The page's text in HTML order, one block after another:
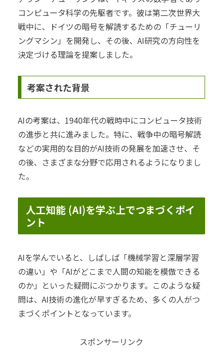
コンピュータ科学の先駆者です。彼は第二次世界大
戦中に、ドイツの暗号を解読するための「チューリ
ングマシン」を開発し、その後、AI研究の方向性を
決定づける理論を提案しました。
考案された背景
AIの考案は、1940年代の戦時中にコンピュータ技術
の進歩と共に進みました。特に、戦争中の暗号解読
などの実用的な目的がAI技術の発展を加速させ、そ
の後、さまざまな分野で応用されるようになりまし
た。
人工知能 (AI)を学ぶ上でつまづくポイ
ント
AIを学んでいると、しばしば「機械学習と深層学習
の違い」や「AIがどこまで人間の知能を模倣できる
のか」といった疑問にぶつかります。このような疑
問は、AI技術の進化が早すぎるため、多くの人がつ
まづくポイントとなっています。
スポンサーリンク